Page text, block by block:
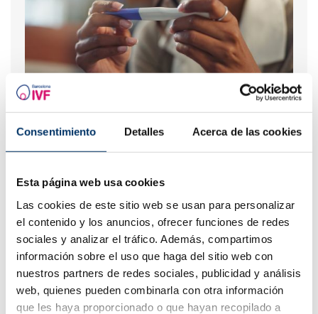
Consentimiento Detalles Acerca de las cookies
Esta página web usa cookies
Las cookies de este sitio web se usan para personalizar
el contenido y los anuncios, ofrecer funciones de redes
sociales y analizar el tráfico. Además, compartimos
información sobre el uso que haga del sitio web con
nuestros partners de redes sociales, publicidad y análisis
web, quienes pueden combinarla con otra información
que les haya proporcionado o que hayan recopilado a
Symptome der Embryonenimplantation